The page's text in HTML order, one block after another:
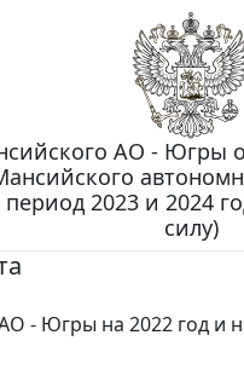
АО - Югры
2023 и 2024
силу)
- Югры на 2022 год и